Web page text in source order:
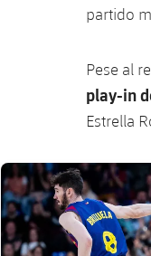
partido
Pese al
play-in
Estrella
FC Barcelona club badge